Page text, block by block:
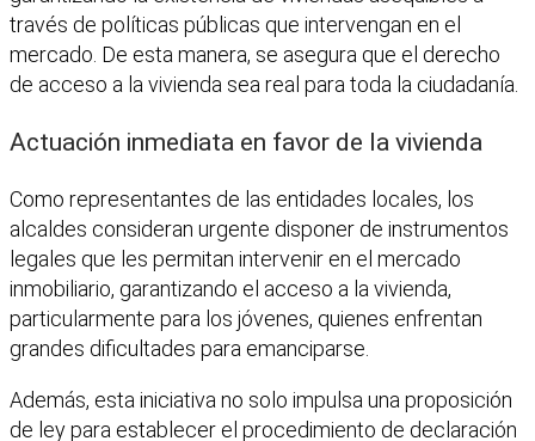
través de políticas públicas que intervengan en el
mercado. De esta manera, se asegura que el derecho
de acceso a la vivienda sea real para toda la ciudadanía.
Actuación inmediata en favor de la vivienda
Como representantes de las entidades locales, los
alcaldes consideran urgente disponer de instrumentos
legales que les permitan intervenir en el mercado
inmobiliario, garantizando el acceso a la vivienda,
particularmente para los jóvenes, quienes enfrentan
grandes dificultades para emanciparse.
Además, esta iniciativa no solo impulsa una proposición
de ley para establecer el procedimiento de declaración